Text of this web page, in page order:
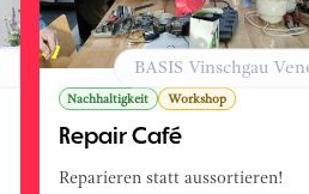
Nachhaltigkeit Workshop
Repair Café
Reparieren statt aussortieren!
BASIS Vinschgau